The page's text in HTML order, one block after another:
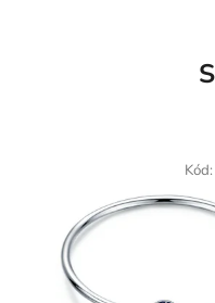
Kód: